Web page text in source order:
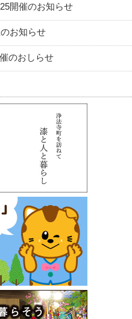
開催のお知らせ
お知らせ
のおしらせ